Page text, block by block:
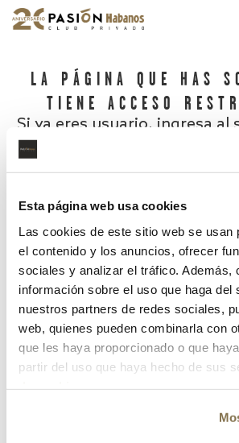
Esta página web usa cookies
Las cookies de este sitio web se usan
el contenido y los anuncios, ofrecer
sociales y analizar el tráfico. Además,
información sobre el uso que haga del
nuestros partners de redes sociales,
web, quienes pueden combinarla con
que les haya proporcionado o que
partir del uso que haya hecho de sus
LA PÁGINA QUE HAS
TIENE ACCESO
Si ya eres usuario, ingresa al
¿Has olvidado tu contraseña?